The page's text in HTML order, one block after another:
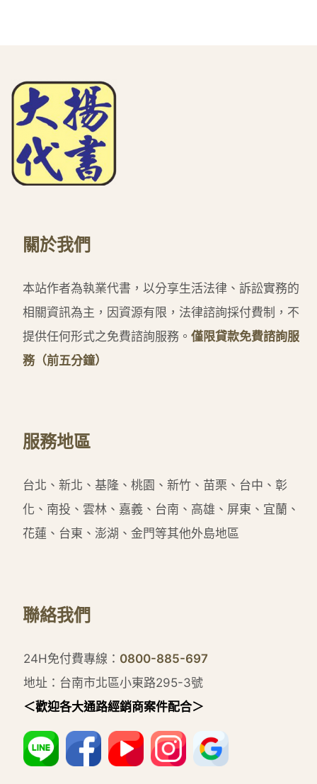
關於我們
本站作者為執業代書，以分享生活法律、訴訟實務的
相關資訊為主，因資源有限，法律諮詢採付費制，不
提供任何形式之免費諮詢服務。 僅限貸款免費諮詢服
務（前五分鐘）
服務地區
台北、新北、基隆、桃園、新竹、苗栗、台中、彰
化、南投、雲林、嘉義、台南、高雄、屏東、宜蘭、
花蓮、台東、澎湖、金門等其他外島地區
聯絡我們
24H免付費專線： 0800-885-697
地址：台南市北區小東路295-3號
＜歡迎各大通路經銷商案件配合＞